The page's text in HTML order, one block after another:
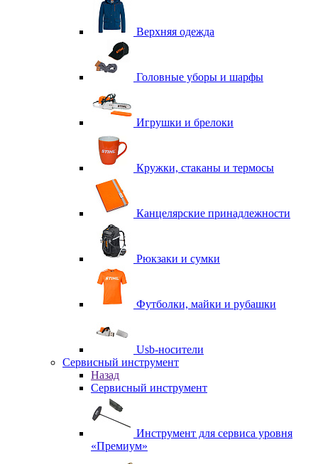
Верхняя одежда
Головные уборы и шарфы
Игрушки и брелоки
Кружки, стаканы и термосы
Канцелярские принадлежности
Рюкзаки и сумки
Футболки, майки и рубашки
Usb-носители
Сервисный инструмент
Назад
Сервисный инструмент
Инструмент для сервиса уровня
«Премиум»